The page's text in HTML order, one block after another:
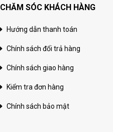
CHĂM SÓC KHÁCH HÀNG
Hướng dẫn thanh toán
Chính sách đổi trả hàng
Chính sách giao hàng
Kiểm tra đơn hàng
Chính sách bảo mật